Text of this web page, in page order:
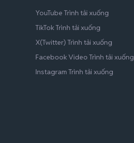
YouTube Trình tải xuống
TikTok Trình tải xuống
X(Twitter) Trình tải xuống
Facebook Video Trình tải xuống
Instagram Trình tải xuống